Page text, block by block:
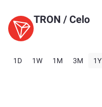
TRON / Celo
1D 1W 1M 3M 1Y